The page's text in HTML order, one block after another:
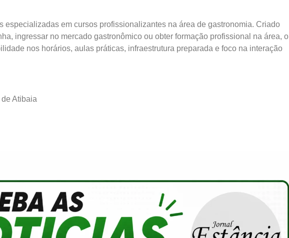
especializadas em cursos profissionalizantes na área de gastronomia. Criado
ingressar no mercado gastronômico ou obter formação profissional na área, o
nos horários, aulas práticas, infraestrutura preparada e foco na interação
Atibaia